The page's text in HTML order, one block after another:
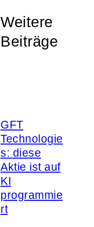
Weitere
Beiträge
GFT
Technologie
s: diese
Aktie ist auf
KI
programmie
rt